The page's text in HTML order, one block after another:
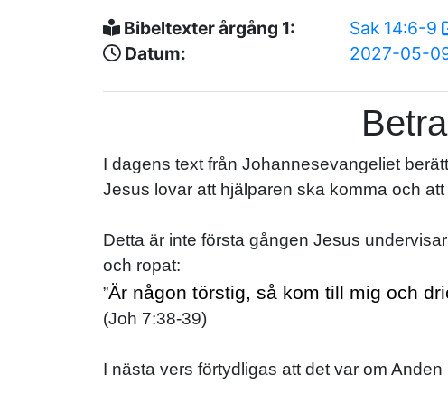
Bibeltexter årgång 1: Sak 14:6-9
Datum:
2027-05-
I dagens text från Johannesevangeliet
Jesus lovar att hjälparen ska komma och
Detta är inte första gången Jesus
och ropat:
”Är någon törstig, så kom till mig och
(Joh 7:38-39)
I nästa vers förtydligas att det var om